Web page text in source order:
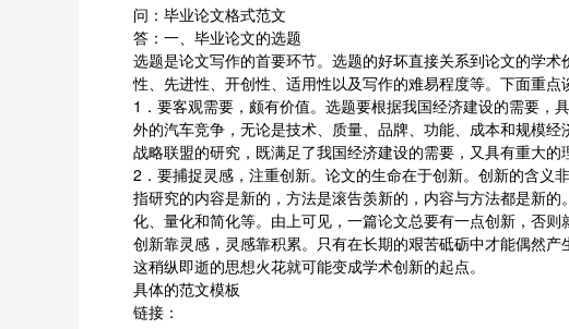
问：毕业论文格式范文
答：一、毕业论文的选题
选题是论文写作的首要环节。选题的好坏直接关系到论文的学术
性、先进性、开创性、适用性以及写作的难易程度等。下面重点
1．要客观需要，颇有价值。选题要根据我国经济建设的需要，
外的汽车竞争，无论是技术、质量、品牌、功能、成本和规模
战略联盟的研究，既满足了我国经济建设的需要，又具有重大的
2．要捕捉灵感，注重创新。论文的生命在于创新。创新的含义
指研究的内容是新的，方法是滚告羡新的，内容与方法都是新
化、量化和简化等。由上可见，一篇论文总要有一点创新，否则
创新靠灵感，灵感靠积累。只有在长期的艰苦砥砺中才能偶然
这稍纵即逝的思想火花就可能变成学术创新的起点。
具体的范文模板
链接：